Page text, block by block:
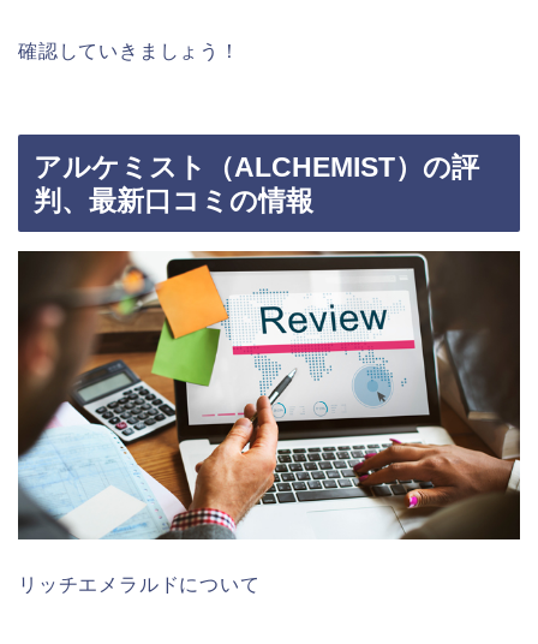
確認していきましょう！
アルケミスト（ALCHEMIST）の評
判、最新口コミの情報
リッチエメラルドについて